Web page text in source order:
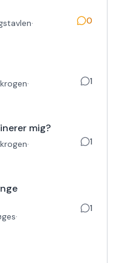
·
0
·
1
mig?
·
1
·
1